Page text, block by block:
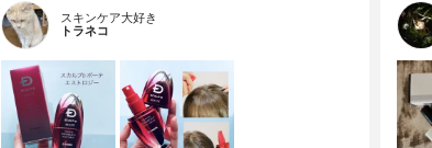
スキンケア大好き
トラネコ